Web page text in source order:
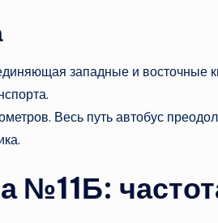
западные и восточные
Весь путь автобус
№11Б: